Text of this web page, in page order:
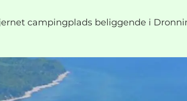
campingplads beliggende i